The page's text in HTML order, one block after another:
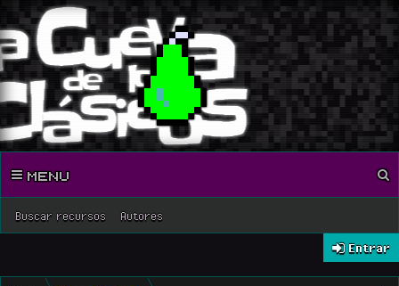
Buscar recursos Autores
MENU
Entrar